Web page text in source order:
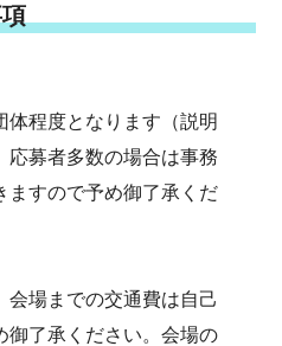
度となります（説明
応募者多数の場合は事務
ますので予め御了承くだ
までの交通費は自己
御了承ください。会場の